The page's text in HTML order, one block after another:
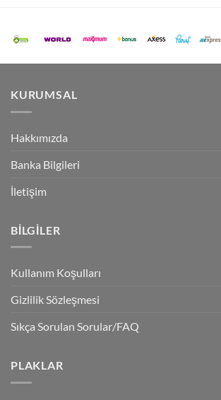
KURUMSAL
Hakkımızda
Banka Bilgileri
İletişim
BILGILER
Kullanım Koşulları
Gizlilik Sözleşmesi
Sıkça Sorulan Sorular/FAQ
PLAKLAR